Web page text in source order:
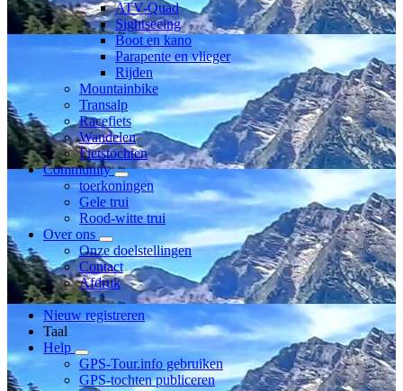
ATV-Quad
Sightseeing
Boot en kano
Parapente en vlieger
Rijden
Mountainbike
Transalp
Racefiets
Wandelen
Fietstochten
Community
toerkoningen
Gele trui
Rood-witte trui
Over ons
Onze doelstellingen
Contact
Afdruk
Nieuw registreren
Taal
Help
GPS-Tour.info gebruiken
GPS-tochten publiceren